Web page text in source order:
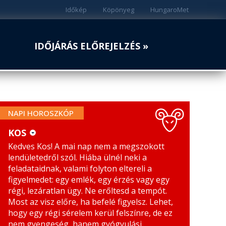
HungaroMet
Köpönyeg
Időkép
IDŐJÁRÁS ELŐREJELZÉS »
NAPI HOROSZKÓP
KOS
BIKA
IKREK
RÁK
MÉRLEG
SKORPIÓ
NYILAS
BAK
KOS
Kedves Kos! A mai nap nem a megszokott
lendületedről szól. Hiába ülnél neki a
feladataidnak, valami folyton eltereli a
figyelmedet: egy emlék, egy érzés vagy egy
régi, lezáratlan ügy. Ne erőltesd a tempót.
Most az visz előre, ha befelé figyelsz. Lehet,
hogy egy régi sérelem kerül felszínre, de ez